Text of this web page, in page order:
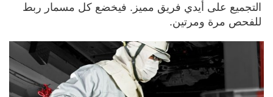
التجميع على أيدي فريق مميز. فيخضع كل مسمار ربط
للفحص مرة ومرتين.